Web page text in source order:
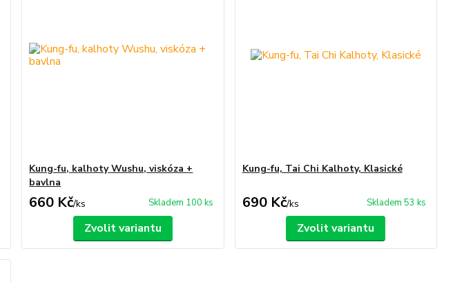
Kung-fu, kalhoty Wushu, viskóza +
bavlna
660 Kč/ks Skladem 100 ks
Zvolit variantu
Kung-fu, Tai Chi Kalhoty, Klasické
690 Kč/ks Skladem 53 ks
Zvolit variantu